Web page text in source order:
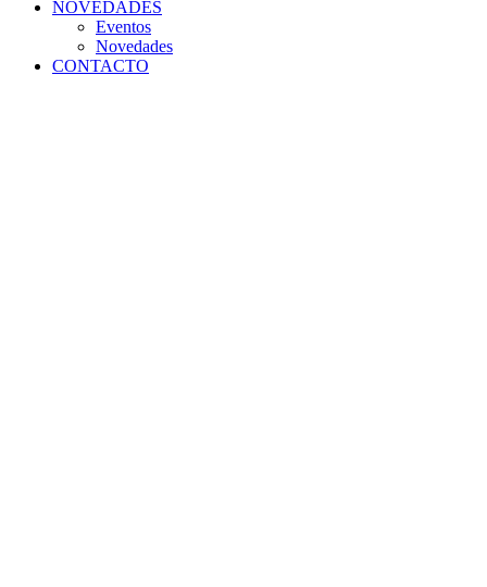
NOVEDADES
Eventos
Novedades
CONTACTO